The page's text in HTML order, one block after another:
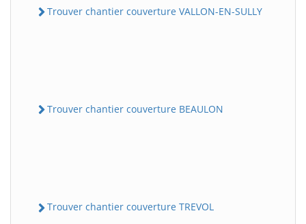
Trouver chantier couverture VALLON-EN-SULLY
Trouver chantier couverture BEAULON
Trouver chantier couverture TREVOL